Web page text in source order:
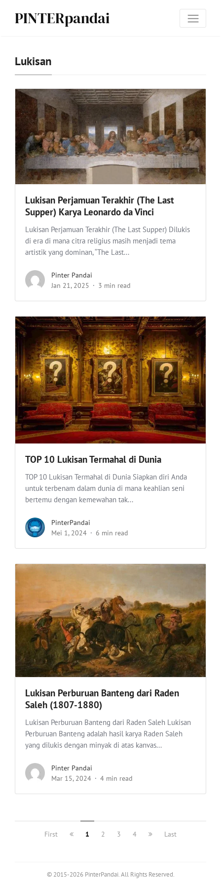
PINTERpandai
Lukisan
Lukisan Perjamuan Terakhir (The Last
Supper) Karya Leonardo da Vinci
Lukisan Perjamuan Terakhir (The Last Supper) Dilukis
di era di mana citra religius masih menjadi tema
artistik yang dominan, “The Last...
Pinter Pandai
Jan 21, 2025
3 min read
TOP 10 Lukisan Termahal di Dunia
TOP 10 Lukisan Termahal di Dunia Siapkan diri Anda
untuk terbenam dalam dunia di mana keahlian seni
bertemu dengan kemewahan tak...
PinterPandai
Mei 1, 2024
6 min read
Lukisan Perburuan Banteng dari Raden
Saleh (1807-1880)
Lukisan Perburuan Banteng dari Raden Saleh Lukisan
Perburuan Banteng adalah hasil karya Raden Saleh
yang dilukis dengan minyak di atas kanvas...
Pinter Pandai
Mar 15, 2024
4 min read
First 1 2 3 4 Last
© 2015-2026 PinterPandai. All Rights Reserved.